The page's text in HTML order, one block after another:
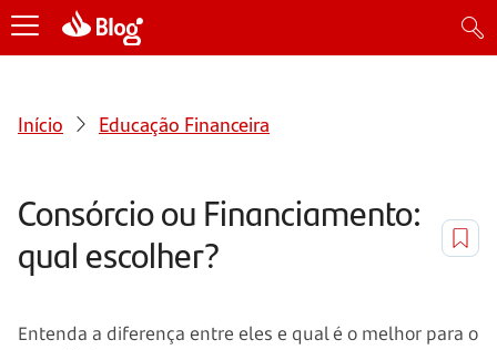
Início Educação Financeira
Consórcio ou Financiamento:
qual escolher?
Entenda a diferença entre eles e qual é o melhor para o